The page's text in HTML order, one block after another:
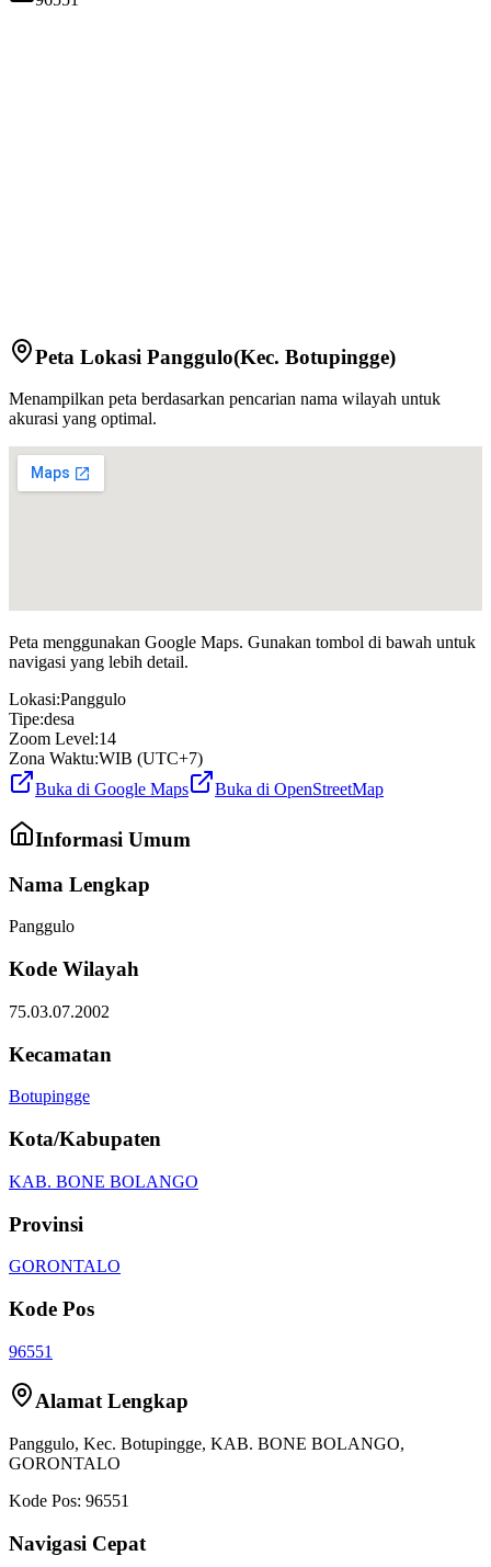
Peta Lokasi Panggulo(Kec. Botupingge)
Menampilkan peta berdasarkan pencarian nama wilayah untuk
akurasi yang optimal.
Peta menggunakan Google Maps. Gunakan tombol di bawah untuk
navigasi yang lebih detail.
Lokasi:Panggulo
Tipe:desa
Zoom Level:14
Zona Waktu:WIB (UTC+7)
Buka di Google Maps
Buka di OpenStreetMap
Informasi Umum
Nama Lengkap
Panggulo
Kode Wilayah
75.03.07.2002
Kecamatan
Botupingge
Kota/Kabupaten
KAB. BONE BOLANGO
Provinsi
GORONTALO
Kode Pos
96551
Alamat Lengkap
Panggulo, Kec. Botupingge, KAB. BONE BOLANGO,
GORONTALO
Kode Pos: 96551
Navigasi Cepat